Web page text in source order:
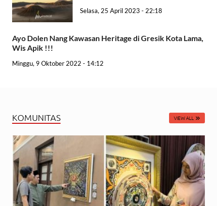
Selasa, 25 April 2023 - 22:18
Ayo Dolen Nang Kawasan Heritage di Gresik Kota Lama,
Wis Apik !!!
Minggu, 9 Oktober 2022 - 14:12
KOMUNITAS VIEW ALL